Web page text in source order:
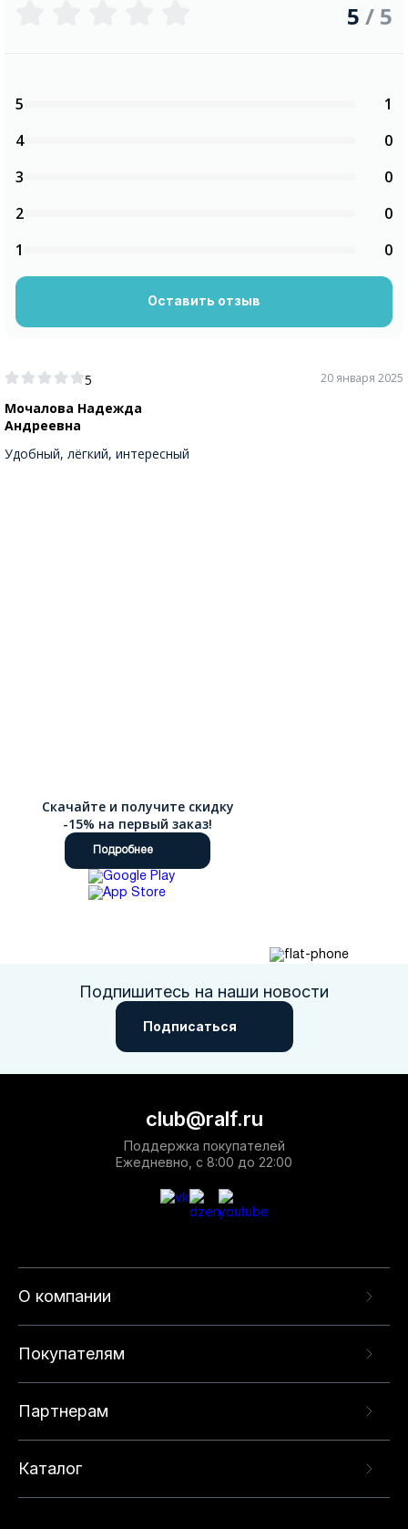
5
Мочалова Надежда
Андреевна
20 января 2025
Удобный, лёгкий, интересный
5 / 5
5
1
4
0
3
0
2
0
1
0
Оставить отзыв
Скачайте и получите скидку
-15% на первый заказ!
Подробнее
Подпишитесь на наши новости
Подписаться
О компании
Покупателям
Партнерам
Каталог
club@ralf.ru
Поддержка покупателей
Ежедневно, с 8:00 до 22:00